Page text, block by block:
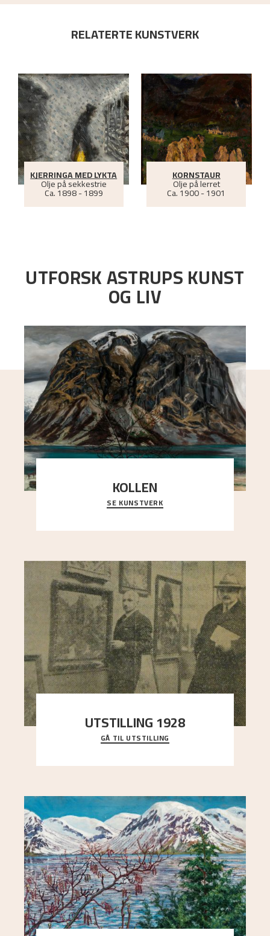
RELATERTE KUNSTVERK
KJERRINGA MED LYKTA
Olje på sekkestrie
Ca.1898 - 1899
KORNSTAUR
Olje på lerret
Ca.1900 - 1901
UTFORSK ASTRUPS KUNST
OG LIV
KOLLEN
Et ruvende fjell dominerer bildeflaten, og står i
sterk kontrast til det spinkle rognetreet ute
SE KUNSTVERK
UTSTILLING 1928
Då Astrup døydde i 1928, tok vennene Moritz
Kaland og Simon Thorbjørnsen initiativ til å
GÅ TIL UTSTILLING